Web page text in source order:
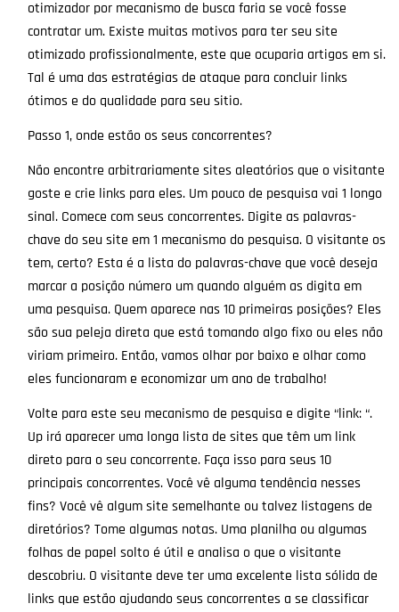
otimizador por mecanismo de busca faria se você fosse
contratar um. Existe muitas motivos para ter seu site
otimizado profissionalmente, este que ocuparia artigos em si.
Tal é uma das estratégias de ataque para concluir links
ótimos e do qualidade para seu sitio.
Passo 1, onde estão os seus concorrentes?
Não encontre arbitrariamente sites aleatórios que o visitante
goste e crie links para eles. Um pouco de pesquisa vai 1 longo
sinal. Comece com seus concorrentes. Digite as palavras-
chave do seu site em 1 mecanismo do pesquisa. O visitante os
tem, certo? Esta é a lista do palavras-chave que você deseja
marcar a posição número um quando alguém as digita em
uma pesquisa. Quem aparece nas 10 primeiras posições? Eles
são sua peleja direta que está tomando algo fixo ou eles não
viriam primeiro. Então, vamos olhar por baixo e olhar como
eles funcionaram e economizar um ano de trabalho!
Volte para este seu mecanismo de pesquisa e digite “link: “.
Up irá aparecer uma longa lista de sites que têm um link
direto para o seu concorrente. Faça isso para seus 10
principais concorrentes. Você vê alguma tendência nesses
fins? Você vê algum site semelhante ou talvez listagens de
diretórios? Tome algumas notas. Uma planilha ou algumas
folhas de papel solto é útil e analisa o que o visitante
descobriu. O visitante deve ter uma excelente lista sólida de
links que estão ajudando seus concorrentes a se classificar